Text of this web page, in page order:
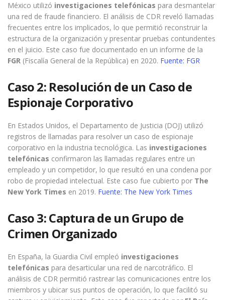
México utilizó investigaciones telefónicas para desmantelar
una red de fraude financiero. El análisis de CDR reveló llamadas
frecuentes entre los implicados, lo que permitió reconstruir la
estructura de la organización y presentar pruebas contundentes
en el juicio. Este caso fue documentado en un informe de la
FGR (Fiscalía General de la República) en 2020. Fuente: FGR
Caso 2: Resolución de un Caso de
Espionaje Corporativo
En Estados Unidos, el Departamento de Justicia (DOJ) utilizó
registros de llamadas para resolver un caso de espionaje
corporativo en la industria tecnológica. Las investigaciones
telefónicas confirmaron las llamadas regulares entre un
empleado y un competidor, lo que resultó en una condena por
robo de propiedad intelectual. Este caso fue cubierto por The
New York Times en 2019. Fuente: The New York Times
Caso 3: Captura de un Grupo de
Crimen Organizado
En España, la Guardia Civil empleó investigaciones
telefónicas para desarticular una red de narcotráfico. El
análisis de CDR permitió rastrear las comunicaciones entre los
miembros y ubicar sus puntos de operación, lo que facilitó su